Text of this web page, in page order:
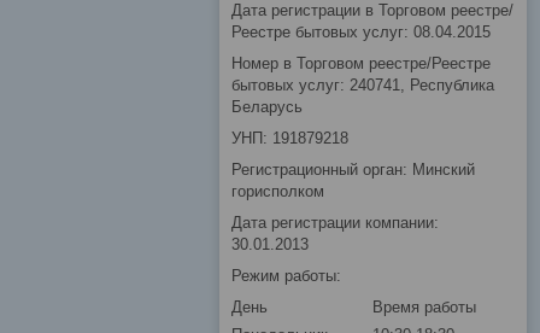
Дата регистрации в Торговом реестре/
Реестре бытовых услуг: 08.04.2015
Номер в Торговом реестре/Реестре
бытовых услуг: 240741, Республика
Беларусь
УНП: 191879218
Регистрационный орган: Минский
горисполком
Дата регистрации компании:
30.01.2013
Режим работы:
День
Время работы